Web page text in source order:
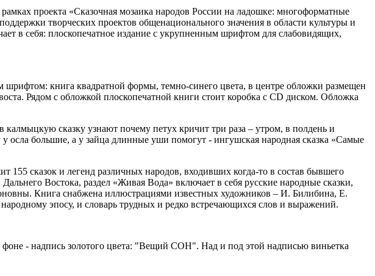
проекта «Сказочная мозаика народов России на ладошке: многоформатные
творческих проектов общенационального значения в области культуры и
в себя: плоскопечатное издание с укрупненным шрифтом для слабовидящих,
книга квадратной формы, темно-синего цвета, в центре обложки размещен
Рядом с обложкой плоскопечатной книги стоит коробка с CD диском. Обложка
сказку узнают почему петух кричит три раза – утром, в полдень и
осла большие, а у зайца длинные уши помогут - ингушская народная сказка «Самые
сказок и легенд различных народов, входивших когда-то в состав бывшего
Востока, раздел «Живая Вода» включает в себя русские народные сказки,
Книга снабжена иллюстрациями известных художников – И. Билибина, Е.
эпосу, и словарь трудных и редко встречающихся слов и выражений.
- надпись золотого цвета: "Вещий СОН". Над и под этой надписью виньетка